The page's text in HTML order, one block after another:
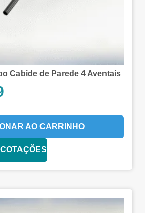
Cabide de Parede 4 Aventais
AO CARRINHO